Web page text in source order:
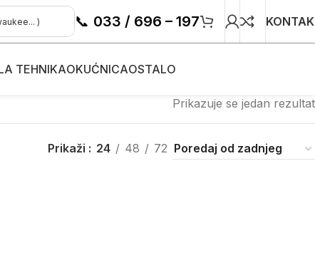
📞 033 / 696 – 197
TEHNIKAOKUĆNICAOSTALO
Prikazuje se jedan rezultat
Prikaži 24 48 72